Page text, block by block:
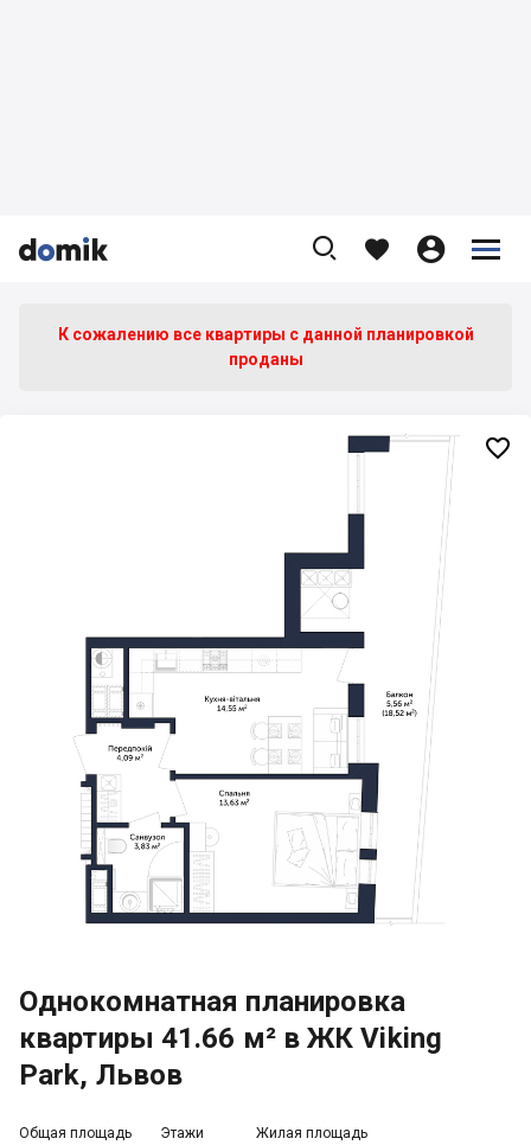


    


К сожалению все квартиры c данной планировкой
проданы
Однокомнатная планировка
квартиры 41.66 м² в ЖК Viking
Park, Львов
Общая площадь Этажи Жилая площадь
